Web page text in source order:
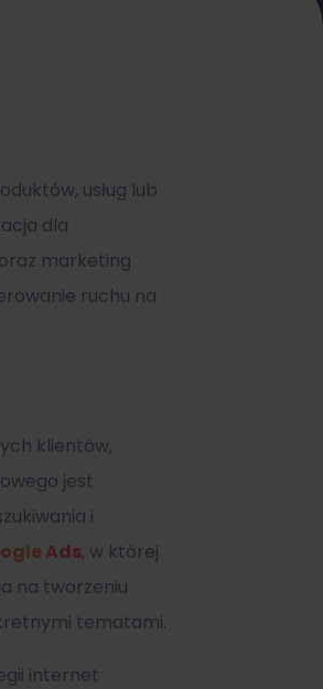
usług lub
dla
marketing
ruchu na
klientów,
jest
i
Ads, w której
na tworzeniu
tematami.
internet